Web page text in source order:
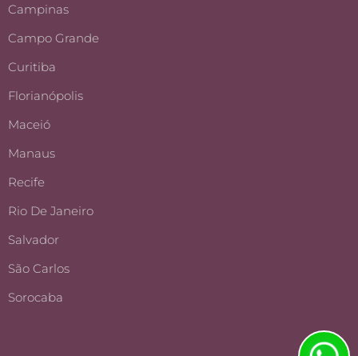
Campinas
Campo Grande
Curitiba
Florianópolis
Maceió
Manaus
Recife
Rio De Janeiro
Salvador
São Carlos
Sorocaba